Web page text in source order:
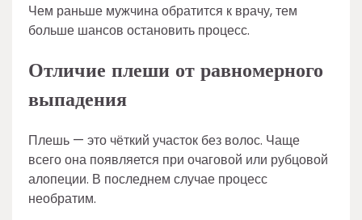
Чем раньше мужчина обратится к врачу, тем
больше шансов остановить процесс.
Отличие плеши от равномерного
выпадения
Плешь — это чёткий участок без волос. Чаще
всего она появляется при очаговой или рубцовой
алопеции. В последнем случае процесс
необратим.